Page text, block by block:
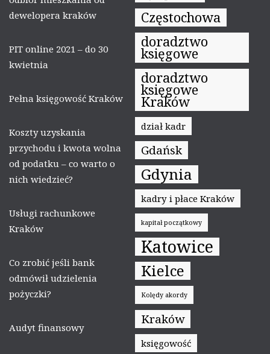
dewelopera kraków
PIT online 2021 – do 30
kwietnia
Pełna księgowość Kraków
Koszty uzyskania
przychodu i kwota wolna
od podatku – co warto o
nich wiedzieć?
Usługi rachunkowe
Kraków
Co zrobić jeśli bank
odmówił udzielenia
pożyczki?
Audyt finansowy
Częstochowa
doradztwo
księgowe
doradztwo
księgowe
Kraków
dział kadr
Gdańsk
Gdynia
kadry i płace Kraków
kapitał początkowy
Katowice
Kielce
Kolędy akordy
Kraków
księgowość